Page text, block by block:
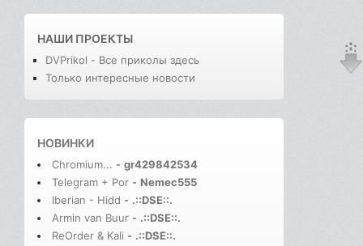
НАШИ ПРОЕКТЫ
DVPrikol - Все приколы здесь
Только интересные новости
НОВИНКИ
Chromium... - gr429842534
Telegram + Por - Nemec555
Iberian - Hidd - .::DSE::.
Armin van Buur - .::DSE::.
ReOrder & Kali - .::DSE::.